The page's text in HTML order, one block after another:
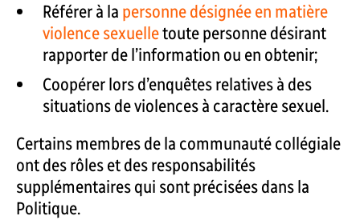
Référer à la personne désignée en matière
violence sexuelletoute personne désirant
rapporter de l’information ou en obtenir;
Coopérer lors d’enquêtes relatives à des
situations de violences à caractère sexuel.
Certains membres de la communauté collégiale
ont des rôles et des responsabilités
supplémentaires qui sont précisées dans la
Politique.